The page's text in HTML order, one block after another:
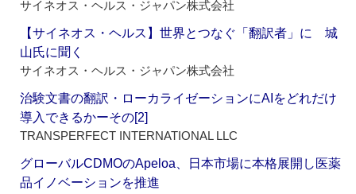
サイネオス・ヘルス・ジャパン株式会社
【サイネオス・ヘルス】世界とつなぐ「翻訳者」に 城
山氏に聞く
サイネオス・ヘルス・ジャパン株式会社
治験文書の翻訳・ローカライゼーションにAIをどれだけ
導入できるかーその[2]
TRANSPERFECT INTERNATIONAL LLC
グローバルCDMOのApeloa、日本市場に本格展開し医薬
品イノベーションを推進